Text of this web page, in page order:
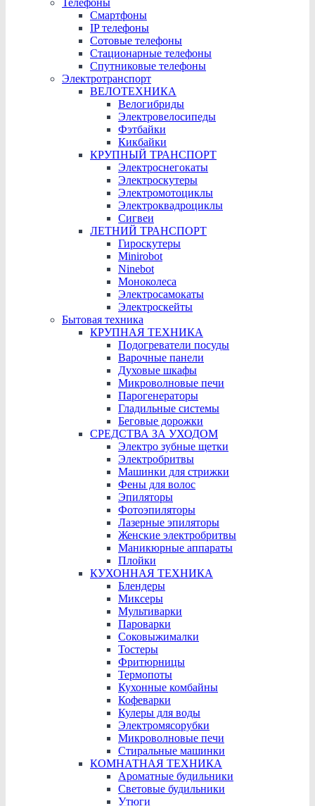
Телефоны
Смартфоны
IP телефоны
Сотовые телефоны
Стационарные телефоны
Cпутниковые телефоны
Электротранспорт
ВЕЛОТЕХНИКА
Велогибриды
Электровелосипеды
Фэтбайки
Кикбайки
КРУПНЫЙ ТРАНСПОРТ
Электроснегокаты
Электроскутеры
Электромотоциклы
Электроквадроциклы
Сигвеи
ЛЕТНИЙ ТРАНСПОРТ
Гироскутеры
Minirobot
Ninebot
Моноколеса
Электросамокаты
Электроскейты
Бытовая техника
КРУПНАЯ ТЕХНИКА
Подогреватели посуды
Варочные панели
Духовые шкафы
Микроволновые печи
Парогенераторы
Гладильные системы
Беговые дорожки
СРЕДСТВА ЗА УХОДОМ
Электро зубные щетки
Электробритвы
Машинки для стрижки
Фены для волос
Эпиляторы
Фотоэпиляторы
Лазерные эпиляторы
Женские электробритвы
Маникюрные аппараты
Плойки
КУХОННАЯ ТЕХНИКА
Блендеры
Миксеры
Мультиварки
Пароварки
Соковыжималки
Тостеры
Фритюрницы
Термопоты
Кухонные комбайны
Кофеварки
Кулеры для воды
Электромясорубки
Микроволновые печи
Стиральные машинки
КОМНАТНАЯ ТЕХНИКА
Ароматные будильники
Световые будильники
Утюги